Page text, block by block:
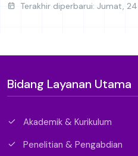
Terakhir diperbarui: Jumat,
Bidang Layanan Utama
Akademik & Kurikulum
Penelitian & Pengabdian